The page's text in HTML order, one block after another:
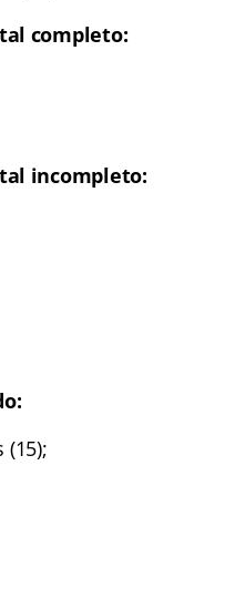
completo:
incompleto:
(15);